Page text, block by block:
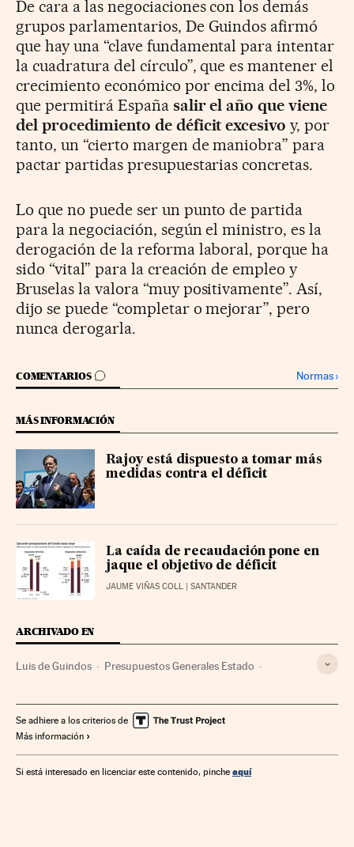
De cara a las negociaciones con los demás
grupos parlamentarios, De Guindos afirmó
que hay una “clave fundamental para intentar
la cuadratura del círculo”, que es mantener el
crecimiento económico por encima del 3%, lo
que permitirá España salir el año que viene
del procedimiento de déficit excesivo y, por
tanto, un “cierto margen de maniobra” para
pactar partidas presupuestarias concretas.
Lo que no puede ser un punto de partida
para la negociación, según el ministro, es la
derogación de la reforma laboral, porque ha
sido “vital” para la creación de empleo y
Bruselas la valora “muy positivamente”. Así,
dijo se puede “completar o mejorar”, pero
nunca derogarla.
COMENTARIOS
IR A LOS COMENTARIOS Normas›
MÁS INFORMACIÓN
Rajoy está dispuesto a tomar más
medidas contra el déficit
La caída de recaudación pone en
jaque el objetivo de déficit
JAUME VIÑAS COLL | SANTANDER
ARCHIVADO EN
Luis de Guindos Presupuestos Generales Estado
Indicadores económicos Finanzas Estado
Finanzas públicas Economía Finanzas España
Se adhiere a los criterios de
Más información
Si está interesado en licenciar este contenido, pinche aquí